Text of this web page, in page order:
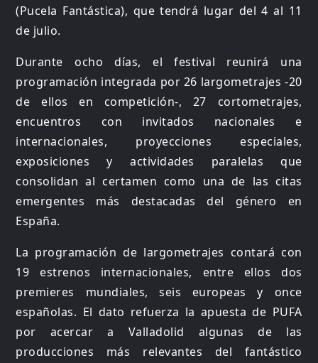
(Pucela Fantástica), que tendrá lugar del 4 al 11
de julio.
Durante ocho días, el festival reunirá una
programación integrada por 26 largometrajes -20
de ellos en competición-, 27 cortometrajes,
encuentros con invitados nacionales e
internacionales, proyecciones especiales,
exposiciones y actividades paralelas que
consolidan al certamen como una de las citas
emergentes más destacadas del género en
España.
La programación de largometrajes contará con
19 estrenos internacionales, entre ellos dos
premieres mundiales, seis europeas y once
españolas. El dato refuerza la apuesta de PUFA
por acercar a Valladolid algunas de las
producciones más relevantes del fantástico